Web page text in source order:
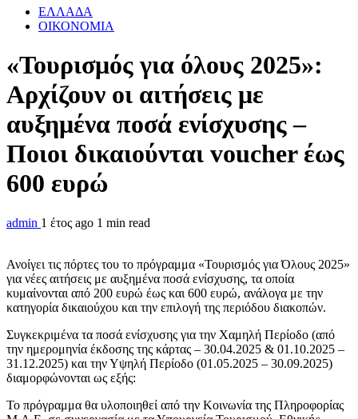
ΕΛΛΑΔΑ
ΟΙΚΟΝΟΜΙΑ
«Τουρισμός για όλους 2025»:
Αρχίζουν οι αιτήσεις με
αυξημένα ποσά ενίσχυσης –
Ποιοι δικαιούνται voucher έως
600 ευρώ
admin 1 έτος ago 1 min read
Ανοίγει τις πόρτες του το πρόγραμμα «Τουρισμός για Όλους 2025»
για νέες αιτήσεις με αυξημένα ποσά ενίσχυσης, τα οποία
κυμαίνονται από 200 ευρώ έως και 600 ευρώ, ανάλογα με την
κατηγορία δικαιούχου και την επιλογή της περιόδου διακοπών.
Συγκεκριμένα τα ποσά ενίσχυσης για την Χαμηλή Περίοδο (από
την ημερομηνία έκδοσης της κάρτας – 30.04.2025 & 01.10.2025 –
31.12.2025) και την Υψηλή Περίοδο (01.05.2025 – 30.09.2025)
διαμορφώνονται ως εξής:
Το πρόγραμμα θα υλοποιηθεί από την Κοινωνία της Πληροφορίας